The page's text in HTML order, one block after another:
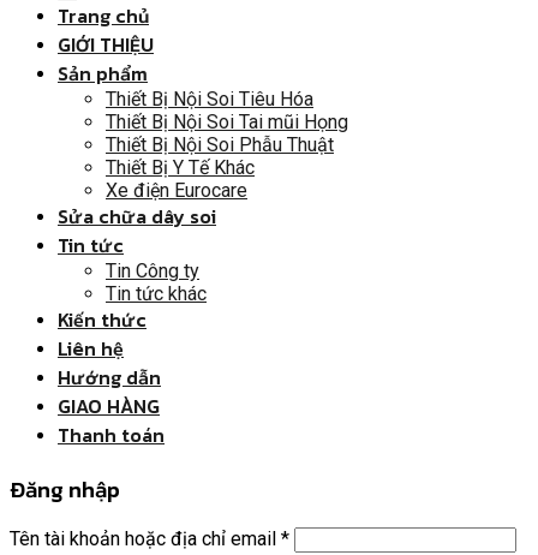
Trang chủ
GIỚI THIỆU
Sản phẩm
Thiết Bị Nội Soi Tiêu Hóa
Thiết Bị Nội Soi Tai mũi Họng
Thiết Bị Nội Soi Phẫu Thuật
Thiết Bị Y Tế Khác
Xe điện Eurocare
Sửa chữa dây soi
Tin tức
Tin Công ty
Tin tức khác
Kiến thức
Liên hệ
Hướng dẫn
GIAO HÀNG
Thanh toán
Đăng nhập
Tên tài khoản hoặc địa chỉ email *